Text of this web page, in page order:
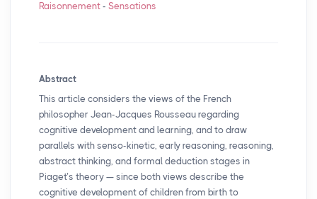
Raisonnement - Sensations
Abstract
This article considers the views of the French
philosopher Jean-Jacques Rousseau regarding
cognitive development and learning, and to draw
parallels with senso-kinetic, early reasoning, reasoning,
abstract thinking, and formal deduction stages in
Piaget’s theory — since both views describe the
cognitive development of children from birth to